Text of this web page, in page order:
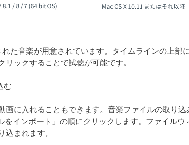
た音楽が用意されています。タイムラインの上部
ックすることで試聴が可能です。
む
画に入れることもできます。音楽ファイルの取り
インポート」の順にクリックします。ファイルウ
まれます。